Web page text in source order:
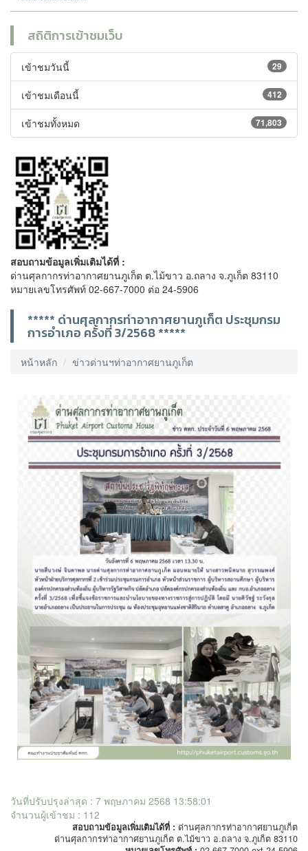
สถิติการเข้าชมเว็บ
29
เข้าชมวันนี้
412
เข้าชมเดือนนี้
71,803
เข้าชมทั้งหมด
สอบถามข้อมูลเพิ่มเติมได้ที่ :
ด่านศุลกากรท่าอากาศยานภูเก็ต ต.ไม้ขาว อ.ถลาง จ.ภูเก็ต 83110
หมายเลขโทรศัพท์ 02-667-7000 ต่อ 24-5906
***** ด่านศุลกากรท่าอากาศยานภูเก็ต ประชุมกรม
การอำเภอ ครั้งที่ 3/2568 *****
หน้าหลัก ข่าวด่านฯท่าอากาศยานภูเก็ต
วันที่ปรับปรุงล่าสุด : 7 พฤษภาคม 2568 13:58:01
จำนวนผู้เข้าชม : 112
สอบถามข้อมูลเพิ่มเติมได้ที่ : ด่านศุลกากรท่าอากาศยานภูเก็ต
ด่านศุลกากรท่าอากาศยานภูเก็ต ต.ไม้ขาว อ.ถลาง จ.ภูเก็ต 83110